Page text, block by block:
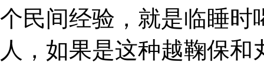
个民间经验，就是临睡时
人，如果是这种越鞠保